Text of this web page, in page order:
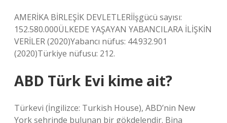
AMERİKA BİRLEŞİK DEVLETLERİİşgücü sayısı:
152.580.000ÜLKEDE YAŞAYAN YABANCILARA İLİŞKİN
VERİLER (2020)Yabancı nüfus: 44.932.901
(2020)Türkiye nüfusu: 212.
ABD Türk Evi kime ait?
Türkevi (İngilizce: Turkish House), ABD’nin New
York şehrinde bulunan bir gökdelendir. Bina